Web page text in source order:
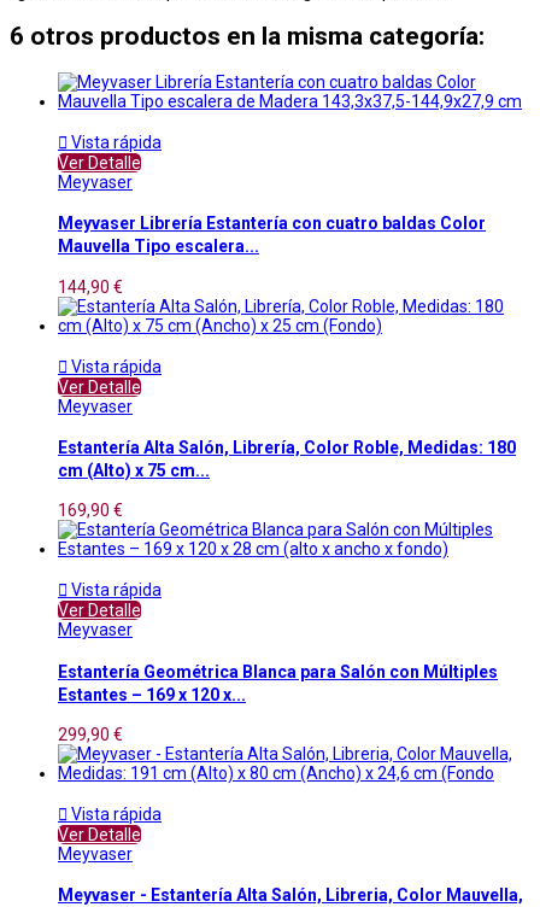
6 otros productos en la misma categoría:
 Vista rápida
Ver Detalle
Meyvaser
Meyvaser Librería Estantería con cuatro baldas Color
Mauvella Tipo escalera...
144,90 €
 Vista rápida
Ver Detalle
Meyvaser
Estantería Alta Salón, Librería, Color Roble, Medidas: 180
cm (Alto) x 75 cm...
169,90 €
 Vista rápida
Ver Detalle
Meyvaser
Estantería Geométrica Blanca para Salón con Múltiples
Estantes – 169 x 120 x...
299,90 €
 Vista rápida
Ver Detalle
Meyvaser
Meyvaser - Estantería Alta Salón, Libreria, Color Mauvella,